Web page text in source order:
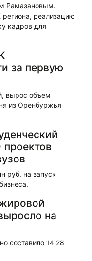
Рамазановым.
реализацию
кадров для
за первую
вырос объем
из Оренбуржья
проектов
руб. на запуск
на
составило 14,28